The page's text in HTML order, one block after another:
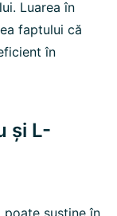
Luarea în
faptului că
în
și L-
poate susține în